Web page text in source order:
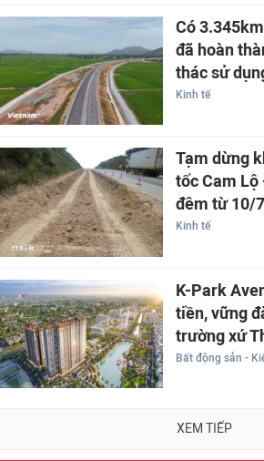
Có
đã hoàn
thác sử
Kinh tế
Tạm dừng
tốc Cam Lộ
đêm từ 10/7
Kinh tế
K-Park
tiền, vững
trường xứ
Bất động sản -
XEM TIẾP